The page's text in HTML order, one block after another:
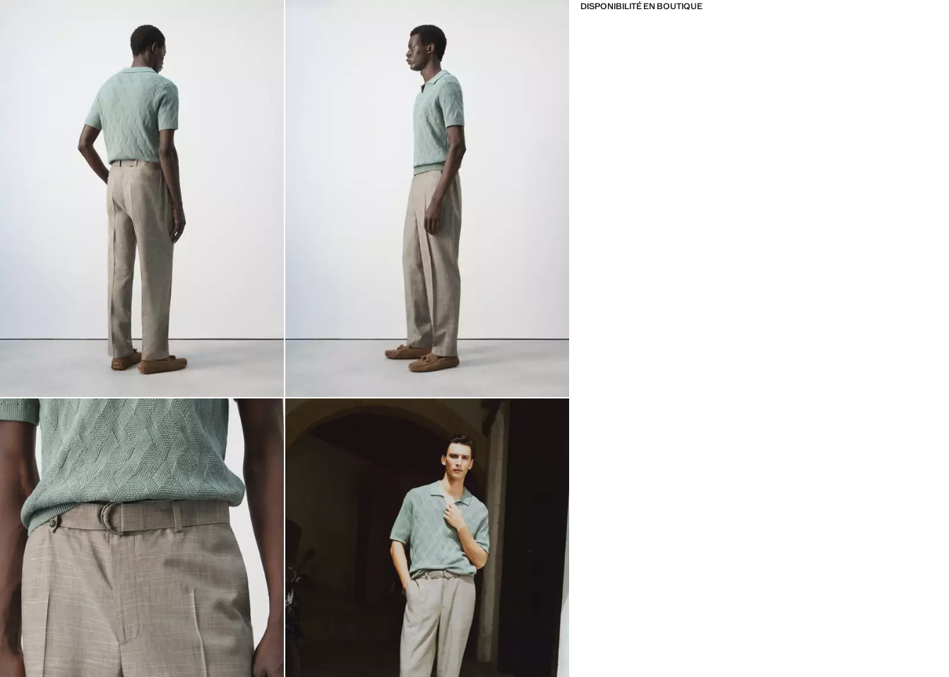
DISPONIBILITÉ EN BOUTIQUE